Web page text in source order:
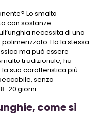
Lo smalto
con sostanze
necessita di una
polimerizzato. Ha la stessa
ma può essere
tradizionale, ha
sua caratteristica più
senza
20 giorni.
come si